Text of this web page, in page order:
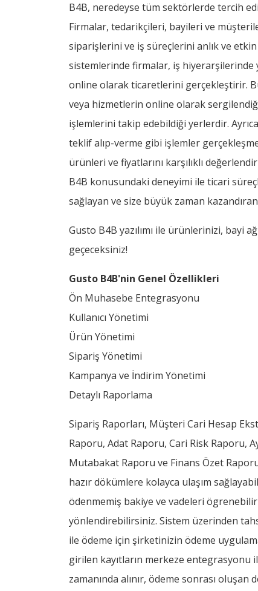
B4B, neredeyse tüm sektörlerde tercih
Firmalar, tedarikçileri, bayileri ve
siparişlerini ve iş süreçlerini anlık ve
sistemlerinde firmalar, iş
online olarak ticaretlerini gerçekleştirir.
veya hizmetlerin online olarak
işlemlerini takip edebildiği yerlerdir.
teklif alıp-verme gibi işlemler
ürünleri ve fiyatlarını karşılıklı
B4B konusundaki deneyimi ile ticari
sağlayan ve size büyük zaman
Gusto B4B yazılımı ile ürünlerinizi, bayi
geçeceksiniz!
Gusto B4B'nin Genel Özellikleri
Ön Muhasebe Entegrasyonu
Kullanıcı Yönetimi
Ürün Yönetimi
Sipariş Yönetimi
Kampanya ve İndirim Yönetimi
Detaylı Raporlama
Sipariş Raporları, Müşteri Cari Hesap
Raporu, Adat Raporu, Cari Risk Raporu,
Mutabakat Raporu ve Finans Özet
hazır dökümlere kolayca ulaşım
ödenmemiş bakiye ve vadeleri
yönlendirebilirsiniz. Sistem üzerinden
ile ödeme için şirketinizin ödeme
girilen kayıtların merkeze
zamanında alınır, ödeme sonrası